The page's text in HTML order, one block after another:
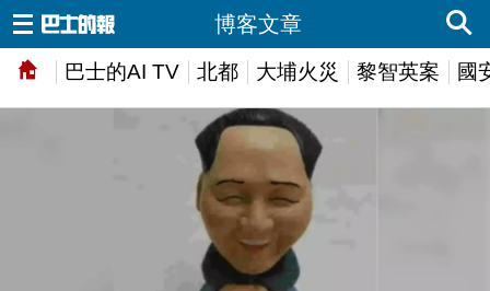
巴士的AI TV 北都 大埔火災 黎智英案 國
博客文章